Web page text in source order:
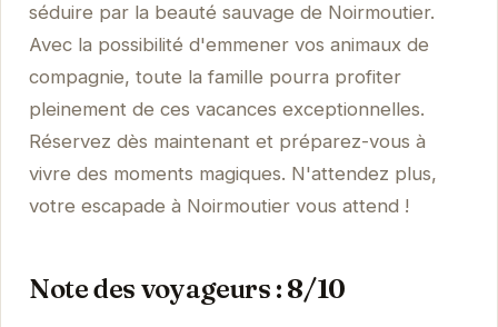
séduire par la beauté sauvage de Noirmoutier.
Avec la possibilité d'emmener vos animaux de
compagnie, toute la famille pourra profiter
pleinement de ces vacances exceptionnelles.
Réservez dès maintenant et préparez-vous à
vivre des moments magiques. N'attendez plus,
votre escapade à Noirmoutier vous attend !
Note des voyageurs : 8/10